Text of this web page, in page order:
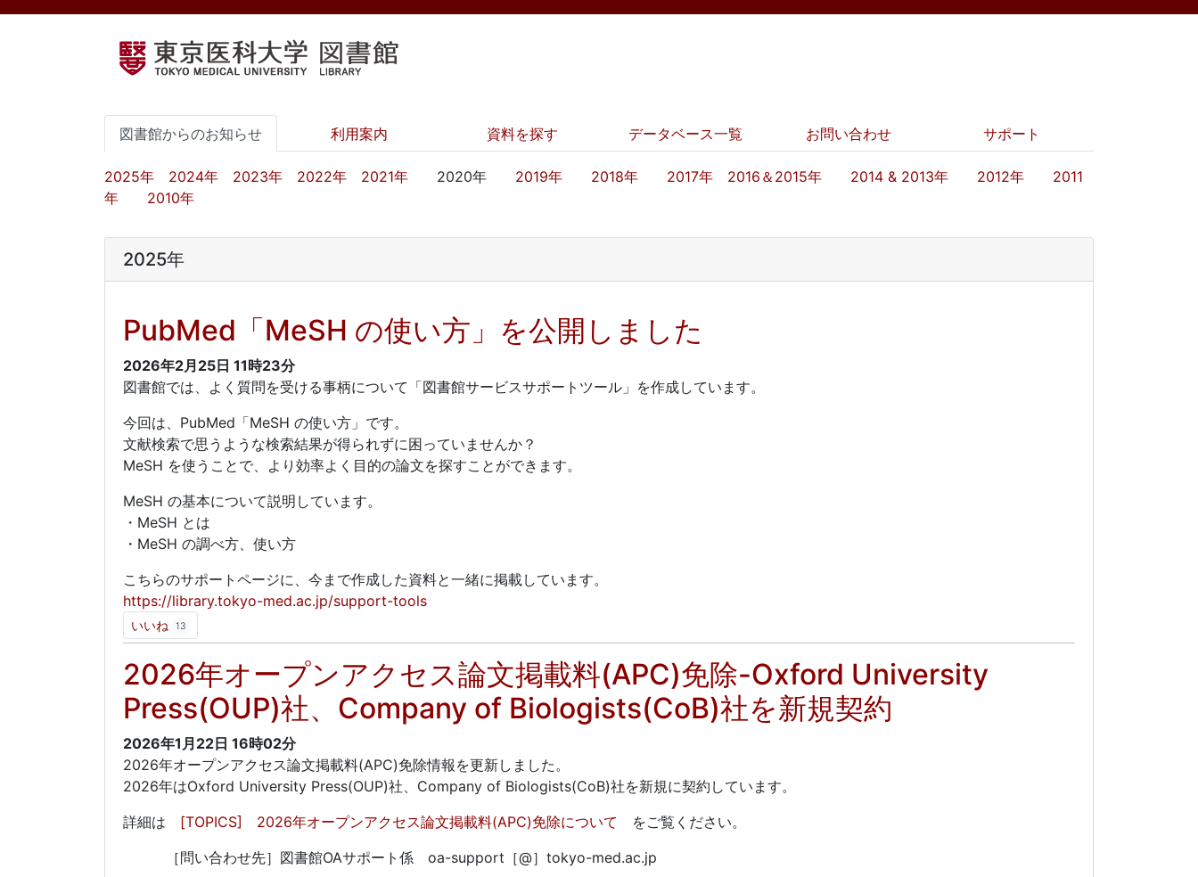
図書館からのお知らせ 利用案内 資料を探す データベース一覧 お問い合わせ サポート
2025年 2024年 2023年 2022年 2021年 2020年 2019年 2018年 2017年 2016＆2015年 2014 & 2013年 2012年
2011
年
2010年
2025年
PubMed「MeSH の使い方」を公開しました
2026年2月25日 11時23分
図書館では、よく質問を受ける事柄について「図書館サービスサポートツール」を作成しています。
今回は、PubMed「MeSH の使い方」です。
文献検索で思うような検索結果が得られずに困っていませんか？
MeSH を使うことで、より効率よく目的の論文を探すことができます。
MeSH の基本について説明しています。
・MeSH とは
・MeSH の調べ方、使い方
こちらのサポートページに、今まで作成した資料と一緒に掲載しています。
https://library.tokyo-med.ac.jp/support-tools
いいね 13
2026年オープンアクセス論文掲載料(APC)免除-Oxford University
Press(OUP)社、Company of Biologists(CoB)社を新規契約
2026年1月22日 16時02分
2026年オープンアクセス論文掲載料(APC)免除情報を更新しました。
2026年はOxford University Press(OUP)社、Company of Biologists(CoB)社を新規に契約しています。
詳細は [TOPICS] 2026年オープンアクセス論文掲載料(APC)免除について をご覧ください。
［問い合わせ先］図書館OAサポート係 oa-support［@］tokyo-med.ac.jp